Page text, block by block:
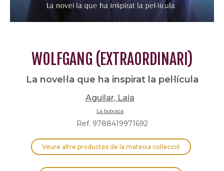
WOLFGANG (EXTRAORDINARI)
La novel·la que ha inspirat la pel·lícula
Aguilar, Laia
La butxaca
Ref. 9788419971692
Veure altre productes de la mateixa col·lecció